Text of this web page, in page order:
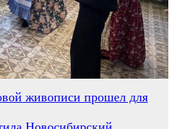
живописи прошел для